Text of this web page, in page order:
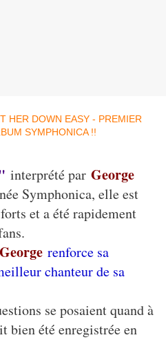
interprété par George
Symphonica, elle est
et a été rapidement
George renforce sa
chanteur de sa
se posaient quand à
bien été enregistrée en